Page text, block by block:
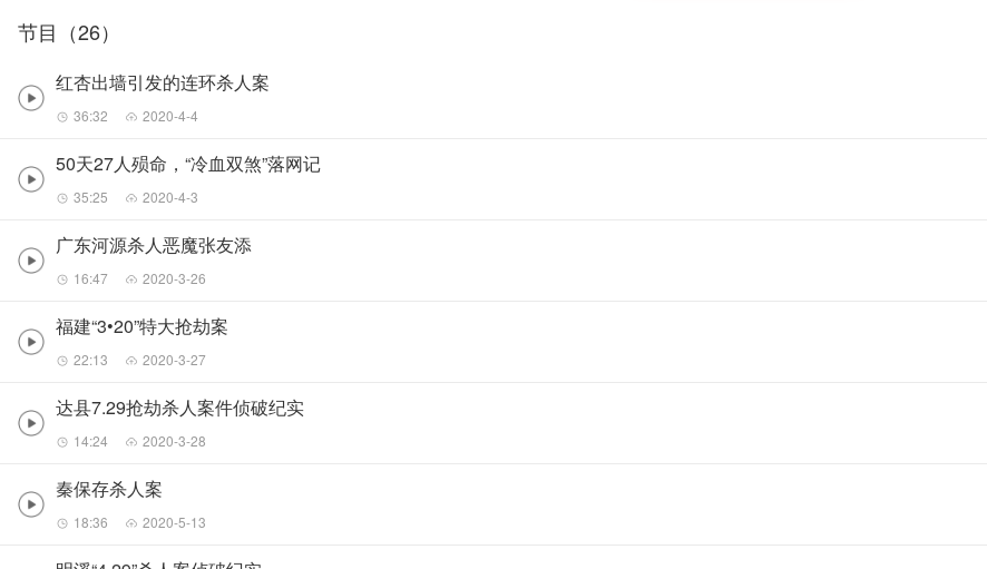
节目（26）
红杏出墙引发的连环杀人案
36:32 2020-4-4
50天27人殒命，“冷血双煞”落网记
35:25 2020-4-3
广东河源杀人恶魔张友添
16:47 2020-3-26
福建“3•20”特大抢劫案
22:13 2020-3-27
达县7.29抢劫杀人案件侦破纪实
14:24 2020-3-28
秦保存杀人案
18:36 2020-5-13